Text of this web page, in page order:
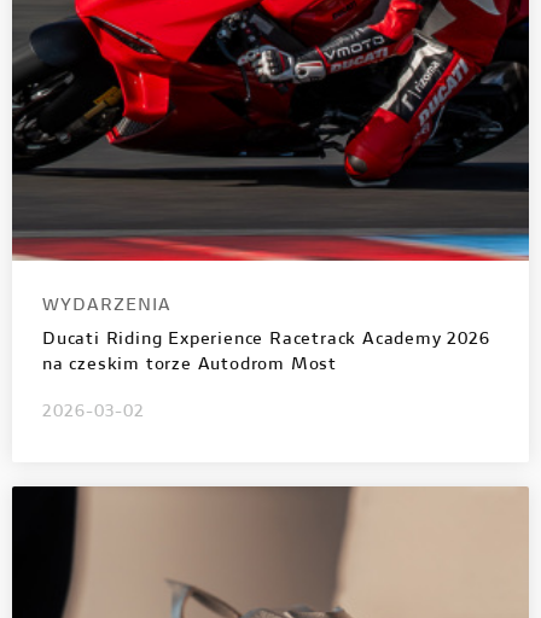
WYDARZENIA
Ducati Riding Experience Racetrack Academy 2026
na czeskim torze Autodrom Most
2026-03-02